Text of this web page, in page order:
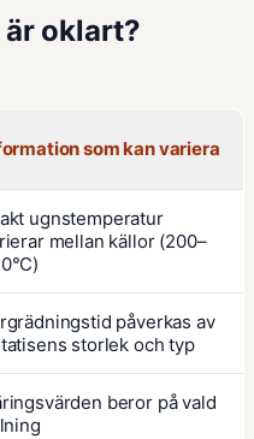
är oklart?
som kan variera
ugnstemperatur
mellan källor (200–
påverkas av
storlek och typ
beror på vald